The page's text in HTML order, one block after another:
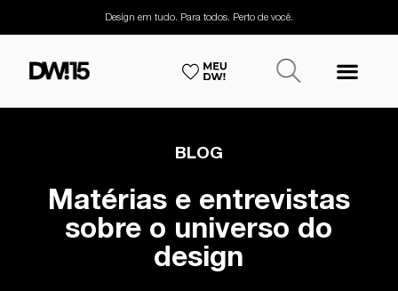
Design em tudo. Para todos. Perto de você.
BLOG
Matérias e entrevistas
sobre o universo do
design